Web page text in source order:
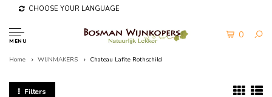
CHOOSE YOUR LANGUAGE
MENU
0
Home WIJNMAKERS Chateau Lafite Rothschild
Filters